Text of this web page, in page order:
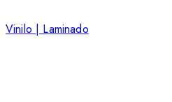
Vinilo | Laminado